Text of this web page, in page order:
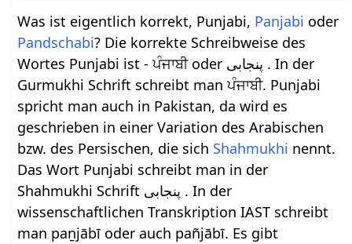
Was ist eigentlich korrekt, Punjabi, Panjabi oder
Pandschabi? Die korrekte Schreibweise des
Wortes Punjabi ist - ਪੰਜਾਬੀ oder پنجابی . In der
Gurmukhi Schrift schreibt man ਪੰਜਾਬੀ. Punjabi
spricht man auch in Pakistan, da wird es
geschrieben in einer Variation des Arabischen
bzw. des Persischen, die sich Shahmukhi nennt.
Das Wort Punjabi schreibt man in der
Shahmukhi Schrift پنجابی . In der
wissenschaftlichen Transkription IAST schreibt
man paṉjābī oder auch pañjābī. Es gibt